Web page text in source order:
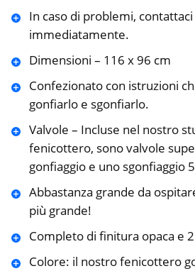
In caso di problemi,
immediatamente.
Dimensioni – 116 x 96 cm
Confezionato con istruzioni
gonfiarlo e sgonfiarlo.
Valvole – Incluse nel nostro
fenicottero, sono valvole
gonfiaggio e uno sgonfiaggio
Abbastanza grande da
più grande!
Completo di finitura opaca e
Colore: il nostro fenicottero